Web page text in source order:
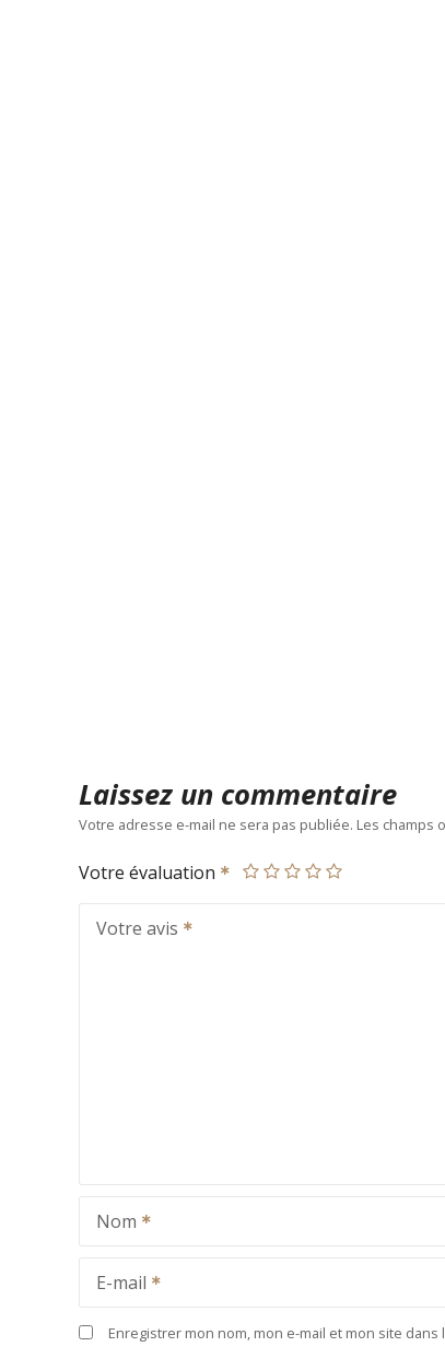
Laissez un commentaire
Votre adresse e-mail ne sera pas publiée. Les champs
Votre évaluation
Votre avis
Nom
E-mail
Enregistrer mon nom, mon e-mail et mon site